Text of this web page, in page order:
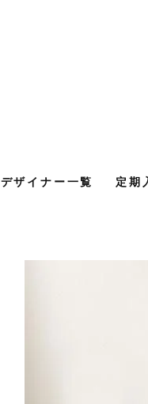
デザイナー一覧 定期